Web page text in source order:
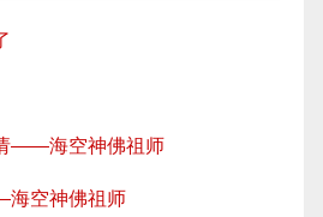
——海空神佛祖师
空神佛祖师